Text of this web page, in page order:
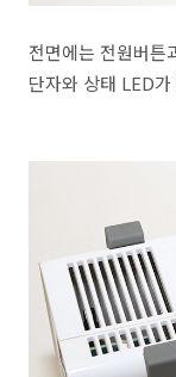
전면에는 전원버튼
단자와 상태 LED